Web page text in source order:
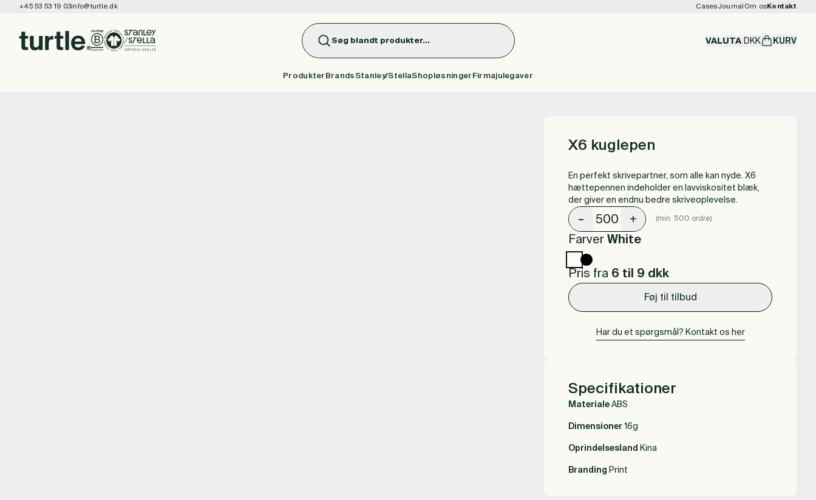
+45 53 53 19 03info@turtle.dk CasesJournal Om osKontakt
Søg blandt produkter... VALUTA DKK KURV
Produkter Brands Stanley/StellaShopløsninger Firmajulegaver
X6 kuglepen
En perfekt skrivepartner, som alle kan nyde. X6
hættepennen indeholder en lavviskositet blæk,
der giver en endnu bedre skriveoplevelse.
- + (min. 500 ordre)
Farver White
Pris fra 6 til 9 dkk
Føj til tilbud
Har du et spørgsmål? Kontakt os her
Specifikationer
Materiale ABS
Dimensioner 16g
Oprindelsesland Kina
Branding Print